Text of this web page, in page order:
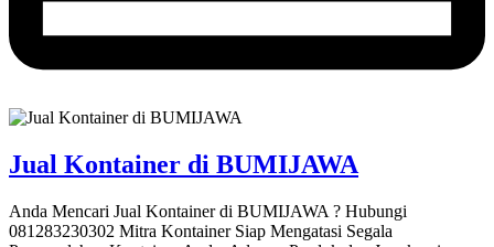
Jual Kontainer di BUMIJAWA
Anda Mencari Jual Kontainer di BUMIJAWA ? Hubungi
081283230302 Mitra Kontainer Siap Mengatasi Segala